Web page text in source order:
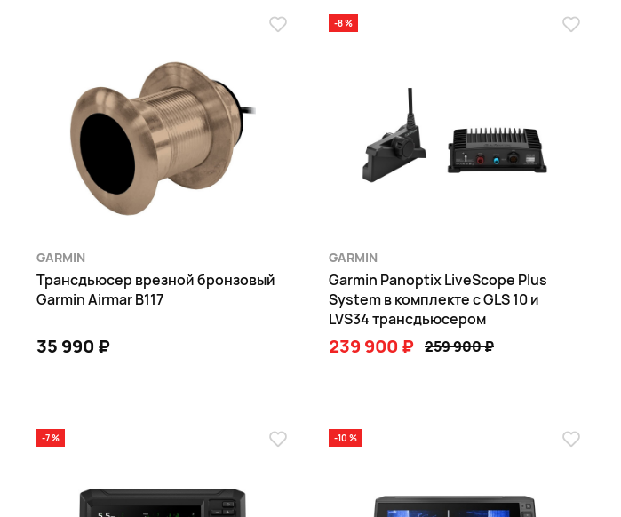
GARMIN
Трансдьюсер врезной бронзовый
Garmin Airmar B117
35 990 ₽
-8 %
GARMIN
Garmin Panoptix LiveScope Plus
System в комплекте с GLS 10 и
LVS34 трансдьюсером
239 900 ₽ 259 900 ₽
-7 % -10 %